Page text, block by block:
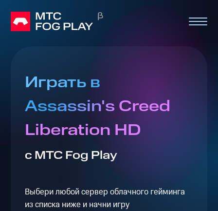
Играть в
Assassin's Creed
Liberation HD
с МТС Fog Play
Выбери любой сервер облачного гейминга
из списка ниже и начни игру